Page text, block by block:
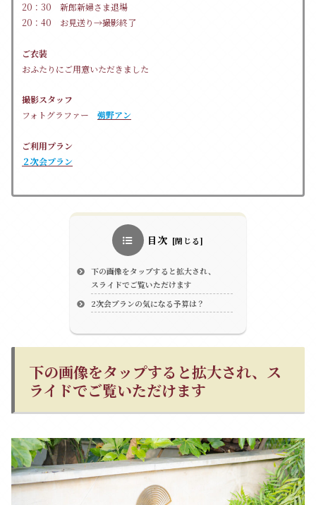
20：30 新郎新婦さま退場
20：40 お見送り→撮影終了
ご衣装
おふたりにご用意いただきました
撮影スタッフ
フォトグラファー 彅野アン
ご利用プラン
２次会プラン
目次
下の画像をタップすると拡大され、
スライドでご覧いただけます
2次会プランの気になる予算は？
下の画像をタップすると拡大され、ス
ライドでご覧いただけます